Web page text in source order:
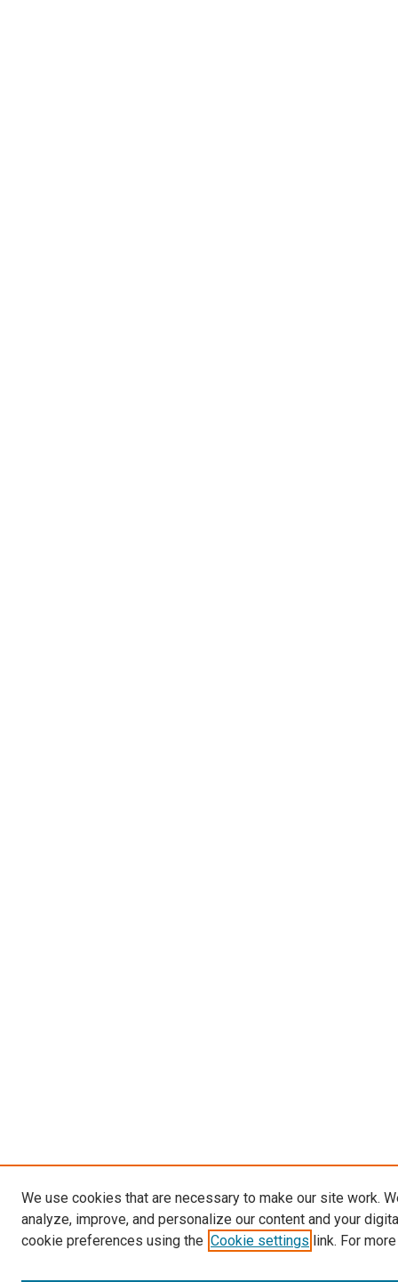
We use cookies that are necessary to make our site work.
analyze, improve, and personalize our content and your
cookie preferences using the Cookie settings link. For